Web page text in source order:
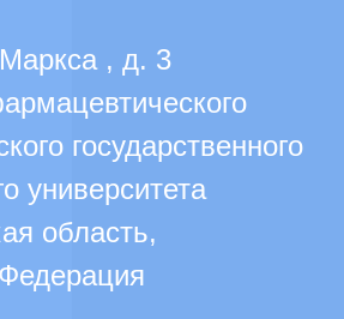
, д. 3
государственного
университета
область,